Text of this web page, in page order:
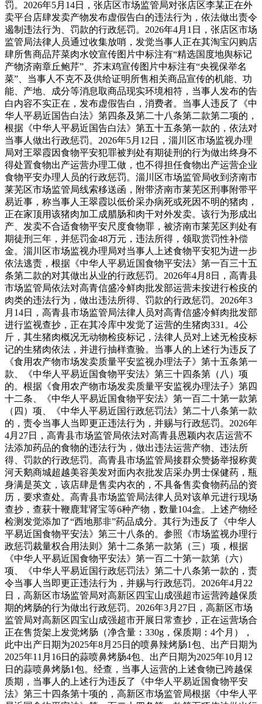
罚。2026年5月14日，张店区市场监管局对张店区李某正在外
卖平台店肆发卖产物发布虚假告白的违法行为，依法做出责令
遏制违法行为、罚款的行政惩罚。2026年4月1日，张店区市场
监管局法律人员通过收集放哨，发觉当事人正在其淘宝闪购店
肆所售商品芹菜肉水饺宣传图片中标注有“精选国度地舆标记
产物济南章丘鲍芹”、芥末鸡宣传图片中标注有“央视保举名
菜”、当事人不克不及供给证明所售相关商品宣传的机能、功
能、产地、成分等消息取商品现实环境相符，当事人发布的告
白内容不实正在，发布虚假告白，消费者。当事人违反了《中
华人平易近国告白法》第四条及第二十八条第二款第二项的，
根据《中华人平易近国告白法》第五十五条第一款的，依法对
当事人做出行政惩罚。2026年5月12日，淄川区市场监视办理
局对王翠霞因食物平安犯罪被判处有期徒刑的行为做出终身不
得处置食物出产运营办理工做，也不得担任食物出产运营企业
食物平安办理人员的行政惩罚。淄川区市场监管局收到济南市
莱芜区市场监管局线索移送函，附带济南市莱芜区刑事附带平
易近事，称当事人王翠霞以低价采办病死或死因不明的猪肉，
正在家顶用该猪肉加工成腊肠和肉干对外发卖。该行为形成出
产、发卖不合适食物平安尺度食物罪，被济南市莱芜区判处有
期徒刑三年，并惩罚金48万元，违法所得，领取赏罚性补偿
金。淄川区市场监视办理局对当事人上述食物平安犯为进一步
依法逃责，根据《中华人平易近国食物平安法》第一百三十五
条第二款的对其做出从业的行政惩罚。2026年4月8日，高青县
市场监管局依法对高青信盛冷鲜肉批发部运营未按进行检疫的
肉类的违法行为，做出违法所得、罚款的行政惩罚。2026年3
月14日，高青县市场监管局法律人员对高青信盛冷鲜肉批发部
进行监视查抄，正在其冷库中发觉了运营的生猪肉331。4公
斤，其生猪肉概况无动物检疫标记，法律人员对上述无检疫标
记的生猪肉依法，并进行抽样查验。当事人的上述行为违反了
《食用农产物市场发卖质量平安监视办理法子》第十五条第一
款、《中华人平易近国食物平安法》第三十四条第（八）项
的。根据《食用农产物市场发卖质量平安监视办理法子》第四
十二条、《中华人平易近国食物平安法》第一百二十第一款第
（四）项、《中华人平易近国行政惩罚法》第二十八条第一款
的，责令当事人当即更正违法行为，并赐与行政惩罚。2026年
4月27日，高青县市场监管局依法对高青县恩颖内衣店运营不
法添加药品的食物的违法行为，做出违法运营产物、违法所
得、罚款的行政惩罚。高青县市场监管局接群众赞扬举报称黄
河天鹅商城超越美容美发对面内衣批发店采办男士保健药，瓶
身满是英文，该店肆是售卖内衣的，不具备售卖食物药品的资
历，要求查处。高青县市场监管局法律人员对该单元进行现场
查抄，查获十鞭鹿茸肾宝等6种产物，数量104盒。上述产物经
检测发觉添加了“西地那非”药品成分。其行为违反了《中华人
平易近国食物平安法》第三十八条的。参照《市场监视办理行
政惩罚裁量权合用法则》第十二条第一款第（三）项，根据
《中华人平易近国食物平安法》第一百二十第一款第（六）
项、《中华人平易近国行政惩罚法》第二十八条第一款的，责
令当事人当即更正违法行为，并赐与行政惩罚。2026年4月22
日，高新区市场监管局对高新区四宝山成强超市运营跨越保质
期的烤肠的行为做出行政惩罚。2026年3月27日，高新区市场
监管局对高新区四宝山成强超市开展日常查抄，正在运营场合
正在售货架上发觉烤肠（净含量：330g，保质期：4个月），
此中出产日期为2025年8月25日的喷鼻辣烤肠1包、出产日期为
2025年11月16日的蒜喷鼻烤肠4包、出产日期为2025年10月12
日的蒜喷鼻烤肠1包。经查，当事人运营的上述食物已跨越保
质期，当事人的上述行为违反了《中华人平易近国食物平安
法》第三十四条第十项的，高新区市场监管局根据《中华人平